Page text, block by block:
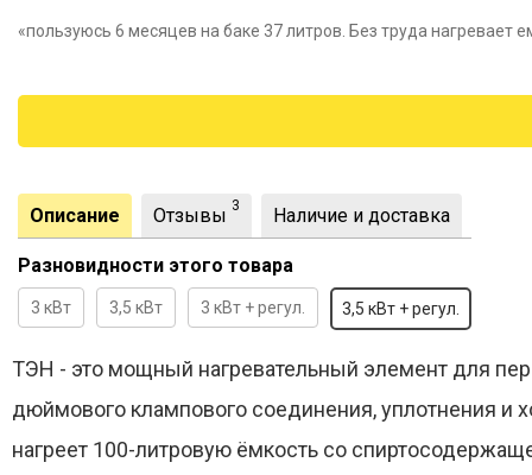
«пользуюсь 6 месяцев на баке 37 литров. Без труда нагревает
Описание Отзывы 3 Наличие и доставка
Разновидности этого товара
3 кВт 3,5 кВт 3 кВт + регул. 3,5 кВт + регул.
ТЭН - это мощный нагревательный элемент для
дюймового клампового соединения, уплотнения и
нагреет 100-литровую ёмкость со